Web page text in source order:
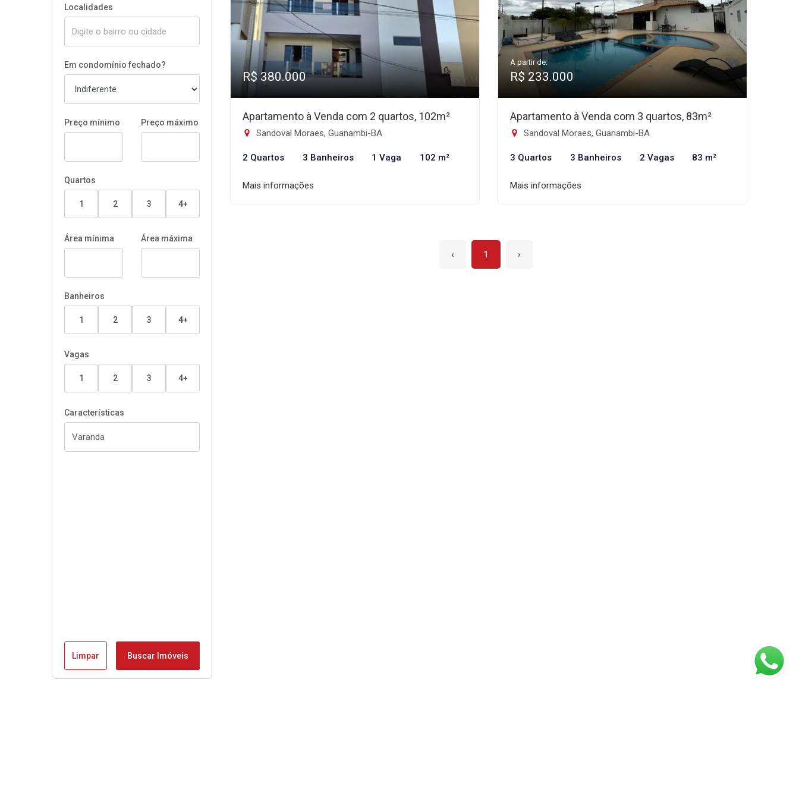
Localidades
Em condomínio fechado?
Preço mínimo Preço máximo
Quartos
1 2 3 4+
Área mínima Área máxima
Banheiros
1 2 3 4+
Vagas
1 2 3 4+
Características
Limpar Buscar Imóveis
R$ 380.000
Apartamento à Venda com 2 quartos, 102m²
Sandoval Moraes, Guanambi-BA
2 Quartos 3 Banheiros 1 Vaga 102 m²
Mais informações
A partir de:
R$ 233.000
Apartamento à Venda com 3 quartos, 83m²
Sandoval Moraes, Guanambi-BA
3 Quartos 3 Banheiros 2 Vagas 83 m²
Mais informações
‹ 1 ›